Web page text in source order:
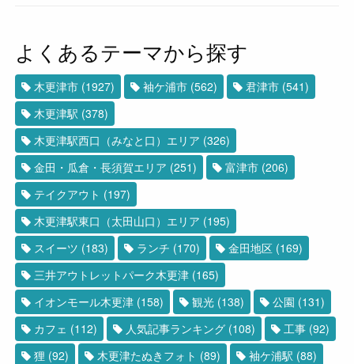
よくあるテーマから探す
木更津市 (1927) 袖ケ浦市 (562) 君津市 (541)
木更津駅 (378)
木更津駅西口（みなと口）エリア (326)
金田・瓜倉・長須賀エリア (251) 富津市 (206)
テイクアウト (197)
木更津駅東口（太田山口）エリア (195)
スイーツ (183) ランチ (170) 金田地区 (169)
三井アウトレットパーク木更津 (165)
イオンモール木更津 (158) 観光 (138) 公園 (131)
カフェ (112) 人気記事ランキング (108) 工事 (92)
狸 (92) 木更津たぬきフォト (89) 袖ケ浦駅 (88)